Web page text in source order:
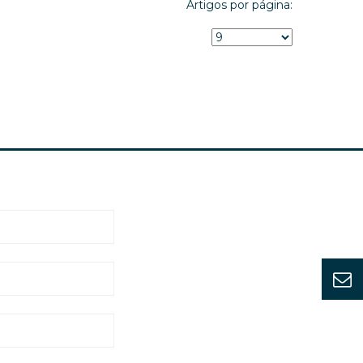
Artigos por página: